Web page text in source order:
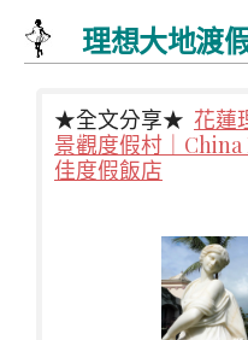
理想大地渡
★全文分享★ 花蓮
景觀度假村｜
佳度假飯店